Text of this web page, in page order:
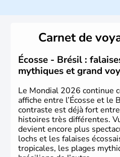
du Brésil ont été atteintes
1500. Durant le XVIe siècle,
venus d'Afrique ont permis
ressources en sucre du pays.
Carnet de
Écosse - Brésil :
mythiques et grand
Le Mondial 2026 continue
affiche entre l’Écosse et le
contraste est déjà fort
histoires très différentes.
devient encore plus
lochs et les falaises
tropicales, les plages